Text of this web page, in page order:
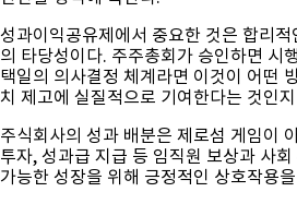
성과이익공유제에서 중요한 것은 합리
의 타당성이다. 주주총회가 승인하면 시
택일의 의사결정 체계라면 이것이 어떤
치 제고에 실질적으로 기여한다는 것인
주식회사의 성과 배분은 제로섬 게임이
투자, 성과급 지급 등 임직원 보상과 사
가능한 성장을 위해 긍정적인 상호작용